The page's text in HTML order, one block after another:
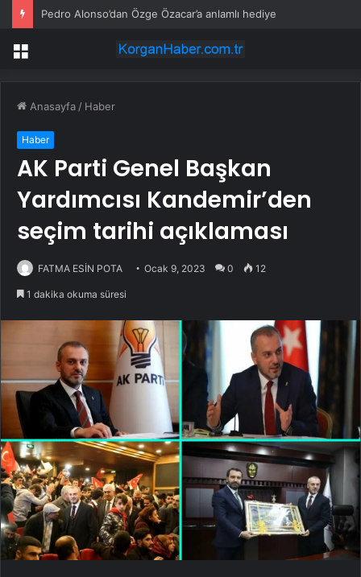
Pedro Alonso’dan Özge Özacar’a anlamlı hediye
Menü
Anasayfa / Haber
Haber
AK Parti Genel Başkan
Yardımcısı Kandemir’den
seçim tarihi açıklaması
FATMA ESİN POTA Ocak 9, 2023 0 12
1 dakika okuma süresi